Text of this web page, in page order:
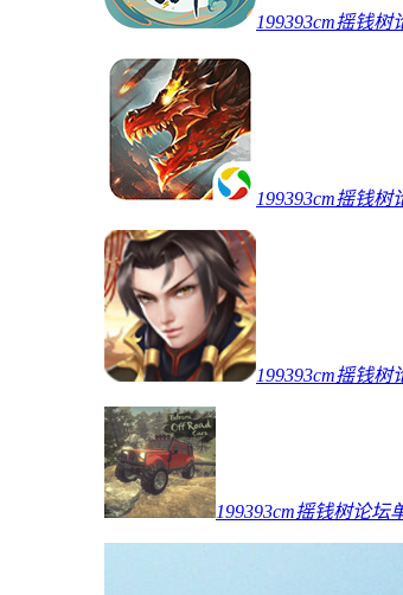
199393cm摇钱树
199393cm摇钱
199393cm摇钱树
199393cm摇钱树论坛